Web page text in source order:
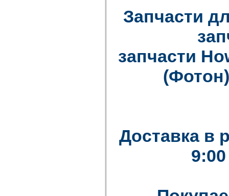
Запчасти
запчасти
Доставка в